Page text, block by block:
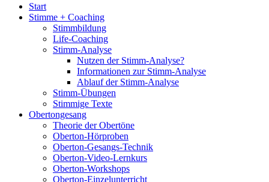
Start
Stimme + Coaching
Stimmbildung
Life-Coaching
Stimm-Analyse
Nutzen der Stimm-Analyse?
Informationen zur Stimm-Analyse
Ablauf der Stimm-Analyse
Stimm-Übungen
Stimmige Texte
Obertongesang
Theorie der Obertöne
Oberton-Hörproben
Oberton-Gesangs-Technik
Oberton-Video-Lernkurs
Oberton-Workshops
Oberton-Einzelunterricht